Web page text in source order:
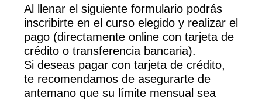
Al llenar el siguiente formulario podrás
inscribirte en el curso elegido y realizar el
pago (directamente online con tarjeta de
crédito o transferencia bancaria).
Si deseas pagar con tarjeta de crédito,
te recomendamos de asegurarte de
antemano que su límite mensual sea